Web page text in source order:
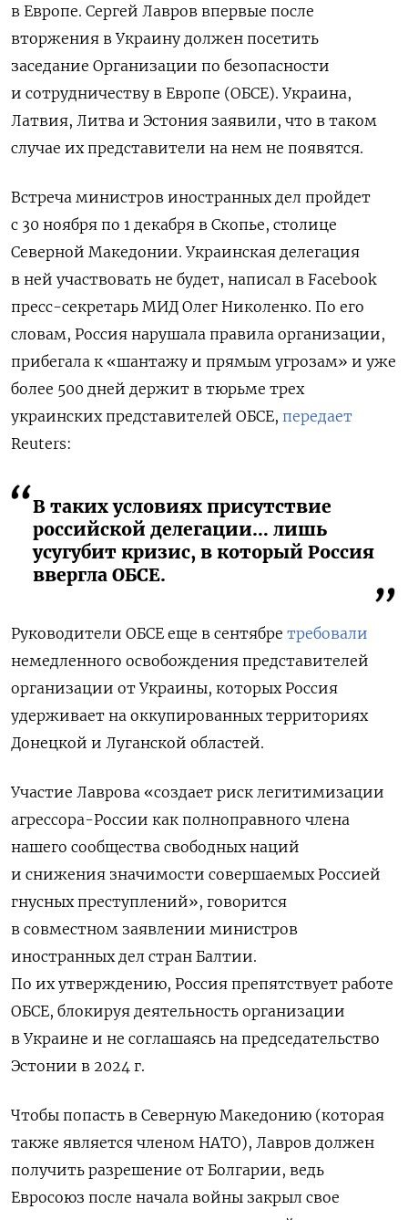
в Европе. Сергей Лавров впервые после
вторжения в Украину должен посетить
заседание Организации по безопасности
и сотрудничеству в Европе (ОБСЕ). Украина,
Латвия, Литва и Эстония заявили, что в таком
случае их представители на нем не появятся.
Встреча министров иностранных дел пройдет
с 30 ноября по 1 декабря в Скопье, столице
Северной Македонии. Украинская делегация
в ней участвовать не будет, написал в Facebook
пресс-секретарь МИД Олег Николенко. По его
словам, Россия нарушала правила организации,
прибегала к «шантажу и прямым угрозам» и уже
более 500 дней держит в тюрьме трех
украинских представителей ОБСЕ, передает
Reuters:
В таких условиях присутствие
российской делегации… лишь
усугубит кризис, в который Россия
ввергла ОБСЕ.
Руководители ОБСЕ еще в сентябре требовали
немедленного освобождения представителей
организации от Украины, которых Россия
удерживает на оккупированных территориях
Донецкой и Луганской областей.
Участие Лаврова «создает риск легитимизации
агрессора-России как полноправного члена
нашего сообщества свободных наций
и снижения значимости совершаемых Россией
гнусных преступлений», говорится
в совместном заявлении министров
иностранных дел стран Балтии.
По их утверждению, Россия препятствует работе
ОБСЕ, блокируя деятельность организации
в Украине и не соглашаясь на председательство
Эстонии в 2024 г.
Чтобы попасть в Северную Македонию (которая
также является членом НАТО), Лавров должен
получить разрешение от Болгарии, ведь
Евросоюз после начала войны закрыл свое